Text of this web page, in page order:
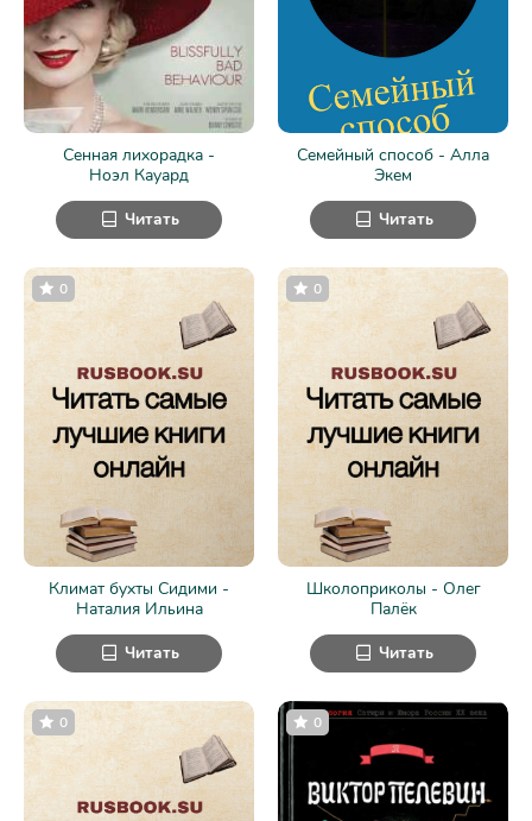
Сенная лихорадка -
Ноэл Кауард
Читать
Семейный способ - Алла
Экем
Читать
Климат бухты Сидими -
Наталия Ильина
0
Читать
Школоприколы - Олег
Палёк
0
Читать
0 0